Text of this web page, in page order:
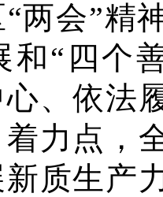
两会”精
和“四个
、依法
力点，
质生产